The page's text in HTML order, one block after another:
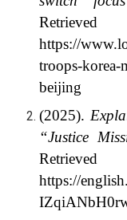
https://
troops-korea-
beijing
(2025).
“Justice
https://